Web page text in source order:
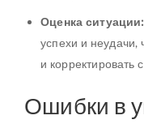
Оценка ситуации:
успехи и
и корректировать
Ошибки в